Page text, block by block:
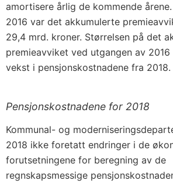
amortisere årlig de kommende
2016 var det akkumulerte
29,4 mrd. kroner. Størrelsen på det
premieavviket ved utgangen av
vekst i pensjonskostnadene fra 2018.
Pensjonskostnadene for 2018
Kommunal- og
2018 ikke foretatt endringer i de
forutsetningene for beregning av de
regnskapsmessige